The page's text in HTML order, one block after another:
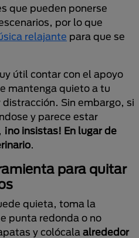
que pueden ponerse
por lo que
relajante para que se
útil contar con el apoyo
mantenga quieto a tu
distracción. Sin embargo, si
y parece estar
¡no insistas! En lugar de
para quitar
quieta, toma la
punta redonda o no
y colócala alrededor